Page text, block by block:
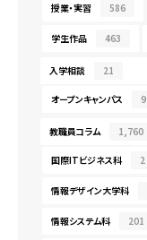
授業・実習 586
学生作品 463
入学相談 21
オープンキャンパス 9
教職員コラム 1,760
国際ITビジネス科 2
情報デザイン大学科
情報システム科 201